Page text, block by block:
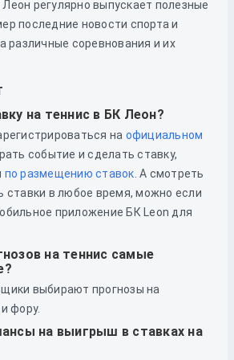
регулярно выпускает полезные
последние новости спорта и
различные соревнования и их
на теннис в БК Леон?
на официальном
событие и сделать ставку,
по размещению ставок . А смотреть
ставки в любое время, можно если
приложение БК Leon для
на теннис самые
выбирают прогнозы на
фору.
на выигрыш в ставках на